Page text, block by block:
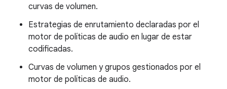
curvas de volumen.
Estrategias de enrutamiento declaradas por el
motor de políticas de audio en lugar de estar
codificadas.
Curvas de volumen y grupos gestionados por el
motor de políticas de audio.